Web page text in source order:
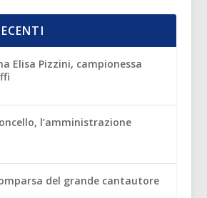
Elisa Pizzini, campionessa
l’amministrazione
del grande cantautore